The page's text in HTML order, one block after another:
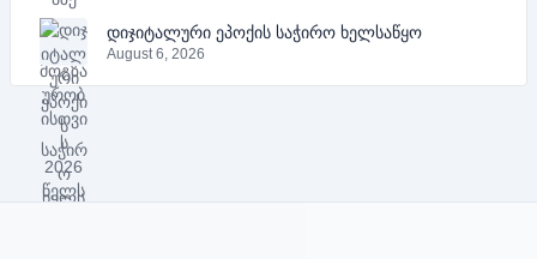
დიჯიტალური ეპოქის საჭირო ხელსაწყო
August 6, 2026